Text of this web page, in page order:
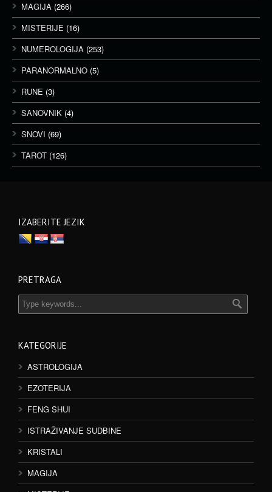
MAGIJA (266)
MISTERIJE (16)
NUMEROLOGIJA (253)
PARANORMALNO (5)
RUNE (3)
SANOVNIK (4)
SNOVI (69)
TAROT (126)
IZABERITE JEZIK
PRETRAGA
KATEGORIJE
ASTROLOGIJA
EZOTERIJA
FENG SHUI
ISTRAŽIVANJE SUDBINE
KRISTALI
MAGIJA